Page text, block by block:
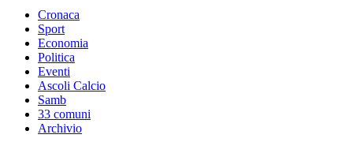
Cronaca
Sport
Economia
Politica
Eventi
Ascoli Calcio
Samb
33 comuni
Archivio